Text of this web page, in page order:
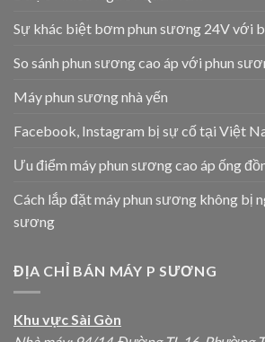
Sự khác biệt bơm phun sương 24V với
So sánh phun sương cao áp với phun
Máy phun sương nhà yến
Facebook, Instagram bị sự cố tại Việt
Ưu điểm máy phun sương cao áp ống
Cách lắp đặt máy phun sương không bị
sương
ĐỊA CHỈ BÁN MÁY P SƯƠNG
Khu vực Sài Gòn